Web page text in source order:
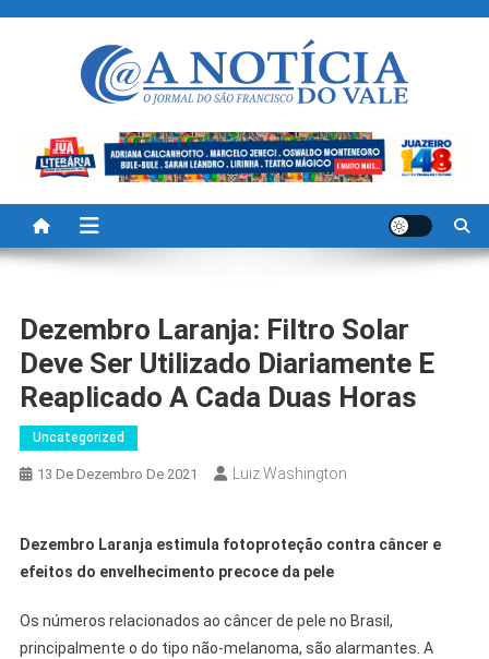
A Noticia Do Vale
Dezembro Laranja: Filtro Solar
Deve Ser Utilizado Diariamente E
Reaplicado A Cada Duas Horas
Uncategorized
13 De Dezembro De 2021 Luiz Washington
Dezembro Laranja estimula fotoproteção contra câncer e
efeitos do envelhecimento precoce da pele
Os números relacionados ao câncer de pele no Brasil,
principalmente o do tipo não-melanoma, são alarmantes. A